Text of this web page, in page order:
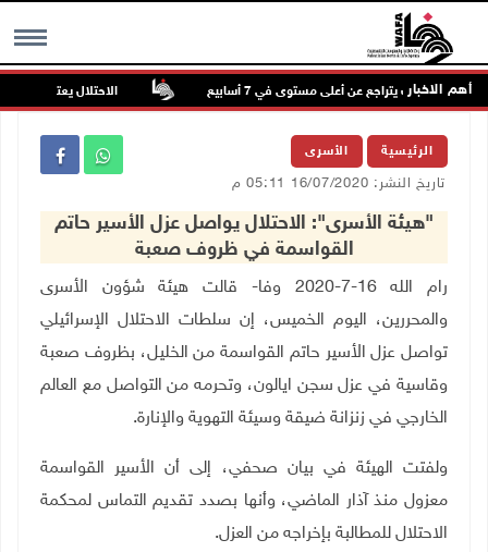
MENU أهم الاخبار
الذهب يتراجع عن أعلى مستوى في 7 أسابيع الاحتلال يعتقل أسيرا
الرئيسية الأسرى
تاريخ النشر: 16/07/2020 05:11 م
"هيئة الأسرى": الاحتلال يواصل عزل الأسير حاتم
القواسمة في ظروف صعبة
رام الله 16-7-2020 وفا- قالت هيئة شؤون الأسرى
والمحررين، اليوم الخميس، إن سلطات الاحتلال الإسرائيلي
تواصل عزل الأسير حاتم القواسمة من الخليل، بظروف صعبة
وقاسية في عزل سجن ايالون، وتحرمه من التواصل مع العالم
الخارجي في زنزانة ضيقة وسيئة التهوية والإنارة.
ولفتت الهيئة في بيان صحفي، إلى أن الأسير القواسمة
معزول منذ آذار الماضي، وأنها بصدد تقديم التماس لمحكمة
الاحتلال للمطالبة بإخراجه من العزل.